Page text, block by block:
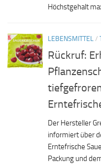
Höchstgehalt
LEBENSMITTEL/
Rückruf:
Der Hersteller
informiert über
Erntefrische
Packung und